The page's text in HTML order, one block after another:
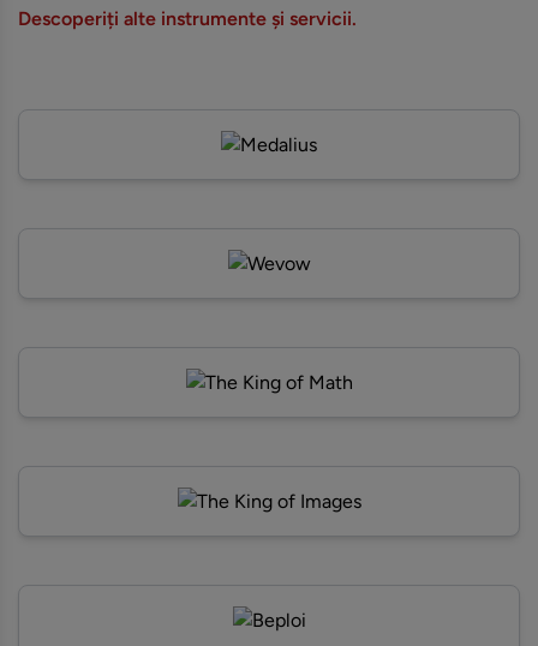
Descoperiți alte instrumente și servicii.